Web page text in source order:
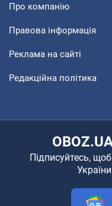
Про компанію
Правова інформація
Реклама на сайті
Редакційна політика
Підписуйтесь,